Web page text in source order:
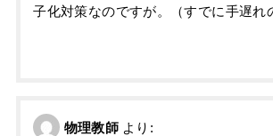
子化対策なのですが。（すでに手遅れ
物理教師 より: